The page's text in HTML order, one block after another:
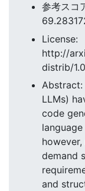
参考スコ
License:
http://
distrib/
LLMs)
code
demand
and